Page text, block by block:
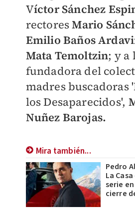
Víctor Sánchez
rectoresMario
Emilio Baños
Mata Temoltzin; y a
fundadora del
madres buscadoras
los Desaparecidos',
Nuñez Barojas.
Mira también...
Pedro
La
serie
cierre